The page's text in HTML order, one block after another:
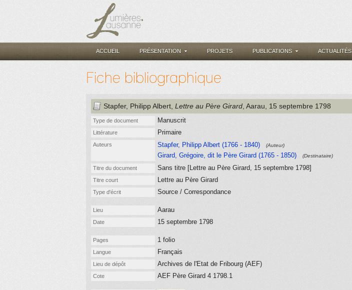
ACCUEIL PRÉSENTATION PROJETS PUBLICATIONS ACTUALITÉS
Fiche bibliographique
Stapfer, Philipp Albert Lettre au Père Girard , Aarau , 15 septembre 1798
Type de document Manuscrit
Littérature Primaire
Auteurs Stapfer, Philipp Albert (1766 - 1840) (Auteur)
Girard, Grégoire, dit le Père Girard (1765 - 1850) (Destinataire)
Titre du document Sans titre [Lettre au Père Girard, 15 septembre 1798]
Titre court Lettre au Père Girard
Type d'écrit Source / Correspondance
Lieu Aarau
Date 15 septembre 1798
Pages 1 folio
Langue Français
Lieu de dépôt Archives de l'Etat de Fribourg (AEF)
Cote AEF Père Girard 4 1798.1